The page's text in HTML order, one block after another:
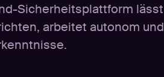
Sicherheitsplattform lässt
arbeitet autonom und